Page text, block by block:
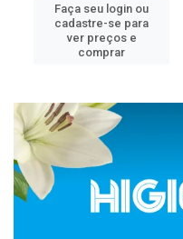
Faça seu login ou
cadastre-se para
ver preços e
comprar